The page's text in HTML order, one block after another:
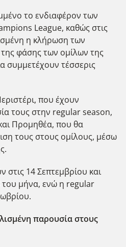
το ενδιαφέρον των
League, καθώς στις
η κλήρωση των
φάσης των ομίλων της
συμμετέχουν τέσσερις
που έχουν
τους στην regular season,
Προμηθέα, που θα
τους στους ομίλους, μέσω
στις 14 Σεπτεμβρίου και
του μήνα, ενώ η regular
παρουσία στους